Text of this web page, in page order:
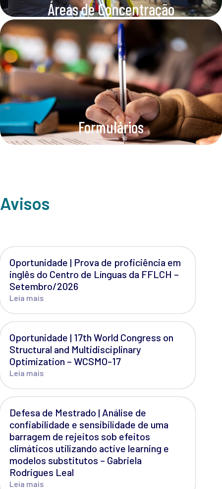
Áreas de Concentração
Formulários
Avisos
Oportunidade | Prova de proficiência em
inglês do Centro de Línguas da FFLCH –
Setembro/2026
Leia mais
Oportunidade | 17th World Congress on
Structural and Multidisciplinary
Optimization – WCSMO-17
Leia mais
Defesa de Mestrado | Análise de
confiabilidade e sensibilidade de uma
barragem de rejeitos sob efeitos
climáticos utilizando active learning e
modelos substitutos – Gabriela
Rodrigues Leal
Leia mais